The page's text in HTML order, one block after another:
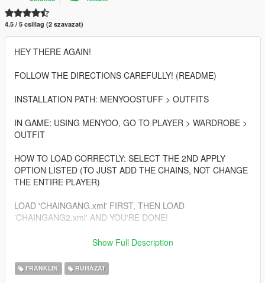
4.5 / 5 csillag (2 szavazat)
HEY THERE AGAIN!
FOLLOW THE DIRECTIONS CAREFULLY! (README)
INSTALLATION PATH: MENYOOSTUFF > OUTFITS
IN GAME: USING MENYOO, GO TO PLAYER > WARDROBE >
OUTFIT
HOW TO LOAD CORRECTLY: SELECT THE 2ND APPLY
OPTION LISTED (TO JUST ADD THE CHAINS, NOT CHANGE
THE ENTIRE PLAYER)
LOAD 'CHAINGANG.xml' FIRST, THEN LOAD
'CHAINGANG2.xml' AND YOU'RE DONE!
ENJOY THE NEW LOOK FOR FRANKLIN!!!!
THANKS FOR DOWNLOADING, ALWAYS!!!!!!!
Show Full Description
FRANKLIN RUHÁZAT